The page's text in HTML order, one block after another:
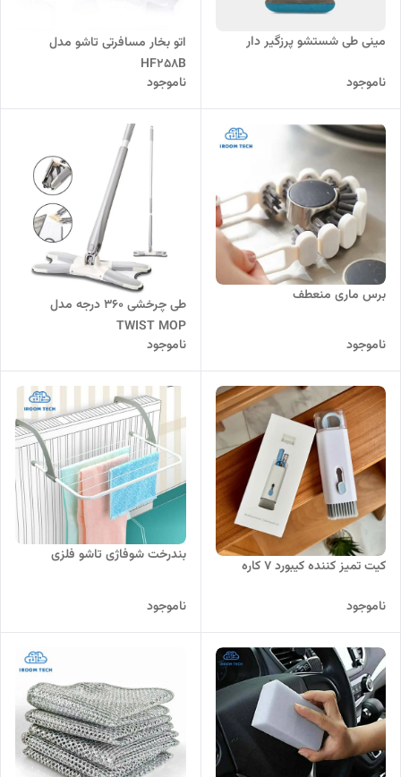
مینی طی شستشو پرزگیر دار
ناموجود
اتو بخار مسافرتی تاشو مدل
HF258B
ناموجود
برس ماری منعطف
ناموجود
طی چرخشی 360 درجه مدل
TWIST MOP
ناموجود
کیت تمیز کننده کیبورد 7 کاره
ناموجود
بندرخت شوفاژی تاشو فلزی
ناموجود